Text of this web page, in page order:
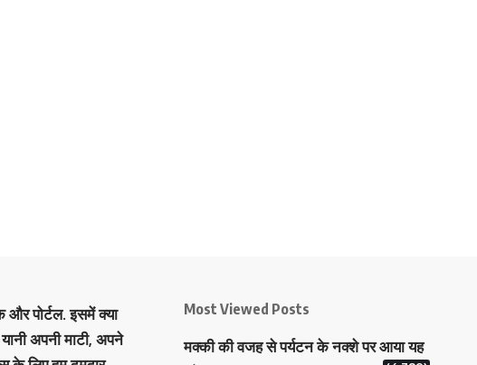
और पोर्टल. इसमें क्या
अपनी माटी, अपने
Most Viewed Posts
मक्‍की की वजह से पर्यटन के नक्‍शे पर आया यह